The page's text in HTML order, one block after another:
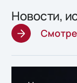
Новости,